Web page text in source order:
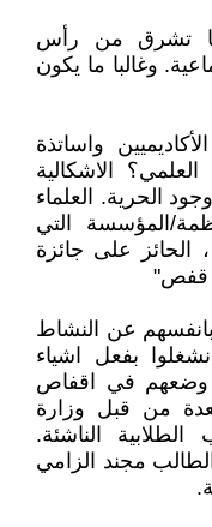
تشرق من رأس
وغالبا ما يكون
واساتذة
الاشكالية
الحرية. العلماء
المؤسسة التي
الحائز على جائزة
قفص"
بانفسهم عن النشاط
بفعل اشياء
وضعهم في اقفاص
من قبل وزارة
الناشئة.
مجند الزامي